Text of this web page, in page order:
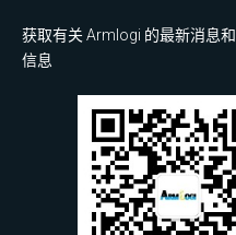
获取有关 Armlogi 的最新消息和
信息